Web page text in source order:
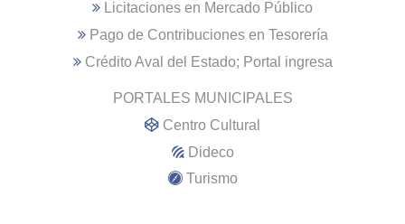
Licitaciones en Mercado Público
Pago de Contribuciones en Tesorería
Crédito Aval del Estado; Portal ingresa
PORTALES MUNICIPALES
Centro Cultural
Dideco
Turismo